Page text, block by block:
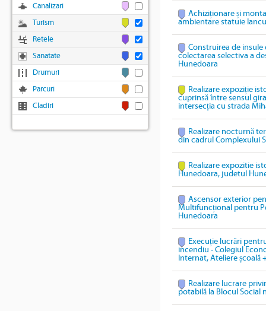
Achiziționare și
ambientare statuie
Construirea de
colectarea selectiva a
Hunedoara
Realizare expoziție
cuprinsă între sensul
intersecția cu strada
Realizare nocturnă
din cadrul Complexului
Realizare expozitie
Hunedoara, judetul
Ascensor exterior
Multifuncțional pentru
Hunedoara
Execuție lucrări
incendiu - Colegiul
Internat, Ateliere școală
Realizare lucrare
potabilă la Blocul Social
Canalizari
Turism
Retele
Sanatate
Drumuri
Parcuri
Cladiri